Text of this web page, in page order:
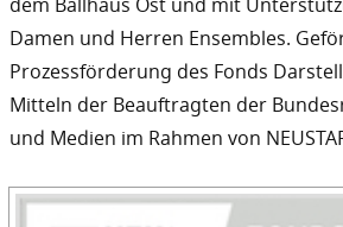
Damen und Herren Ensembles.
Prozessförderung des Fonds
Mitteln der Beauftragten der
und Medien im Rahmen von